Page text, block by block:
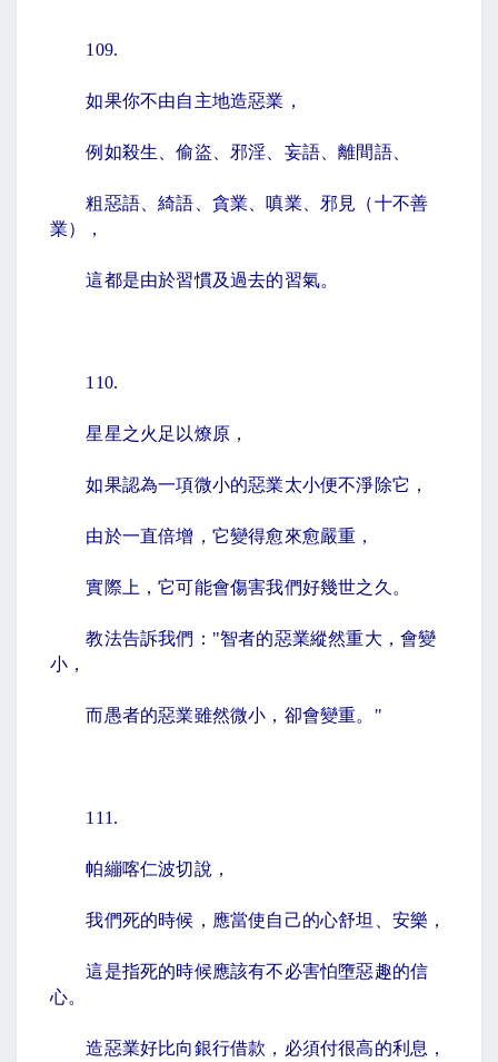
109.
如果你不由自主地造惡業，
例如殺生、偷盜、邪淫、妄語、離間語、
粗惡語、綺語、貪業、嗔業、邪見（十不善
業），
這都是由於習慣及過去的習氣。
110.
星星之火足以燎原，
如果認為一項微小的惡業太小便不淨除它，
由於一直倍增，它變得愈來愈嚴重，
實際上，它可能會傷害我們好幾世之久。
教法告訴我們： "智者的惡業縱然重大，會變
小，
而愚者的惡業雖然微小，卻會變重。 "
111.
帕繃喀仁波切說，
我們死的時候，應當使自己的心舒坦、安樂，
這是指死的時候應該有不必害怕墮惡趣的信
心。
造惡業好比向銀行借款，必須付很高的利息，